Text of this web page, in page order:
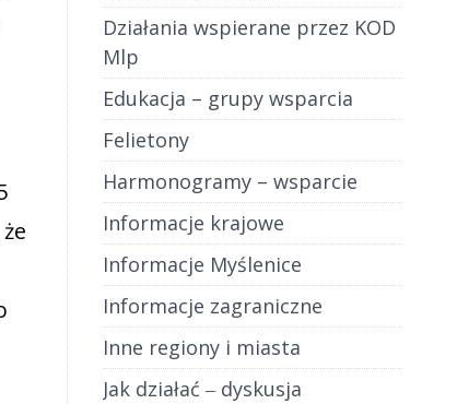
Działania wspierane przez KOD
Mlp
Edukacja – grupy wsparcia
Felietony
Harmonogramy – wsparcie
Informacje krajowe
Informacje Myślenice
Informacje zagraniczne
Inne regiony i miasta
Jak działać ‒ dyskusja